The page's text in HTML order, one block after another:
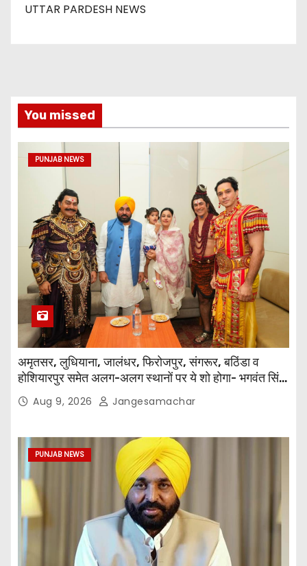
UTTAR PARDESH NEWS
You missed
PUNJAB NEWS
अमृतसर, लुधियाना, जालंधर, फिरोजपुर, संगरूर, बठिंडा व
होशियारपुर समेत अलग-अलग स्थानों पर ये शो होगा- भगवंत सिंह
मान Aug 9, 2026 Jangesamachar
PUNJAB NEWS